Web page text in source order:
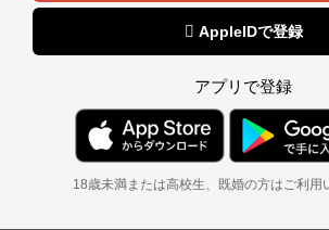
 AppleIDで登録
アプリで登録
18歳未満または高校生、既婚の方はご利用